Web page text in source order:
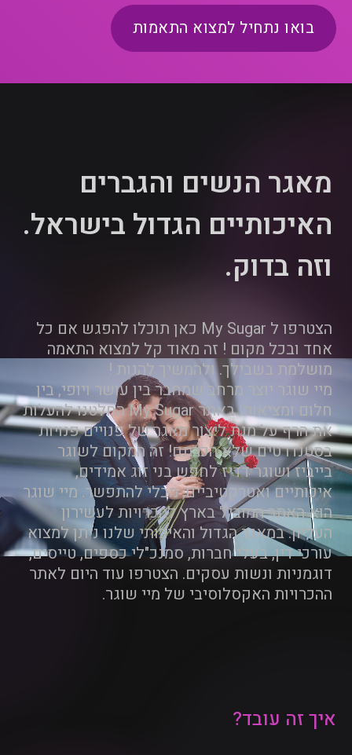
בואו נתחיל למצוא התאמות
מאגר הנשים והגברים
האיכותיים הגדול בישראל.
וזה בדוק.
הצטרפו ל My Sugar כאן תוכלו להפגש אם כל
אחד ובכל מקום ! זה מאוד קל למצוא התאמה
מושלמת בשבילך. ולהמשיך להנות !
מיי שוגר יוצר מרחב שמחבר בין עושר ויופי, בין
חלום ומציאות. באתר My Sugar החלטנו להעלות
את הרף על מנת ליצור מאגר של פנויים פנויות
בסטנדרטים שלא הכרתם! זה המקום לשוגר
בייביז ושוגר דדיז לחפש בני זוג אמידים,
איכותיים ואטרקטיביים, מבלי להתפשר. מיי שוגר
הוא האתר המוביל בארץ להכרויות לעשירון
העליון. במאגר הגדול והאיכותי שלנו ניתן למצוא
עורכי דין, בעלי חברות, סמנכ"לי כספים, טייסים,
דוגמניות ונשות עסקים. הצטרפו עוד היום לאתר
ההכרויות האקסלוסיבי של מיי שוגר.
איך זה עובד?